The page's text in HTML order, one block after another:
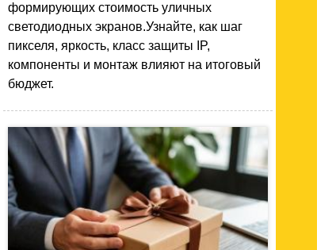
формирующих стоимость уличных
светодиодных экранов.Узнайте, как шаг
пикселя, яркость, класс защиты IP,
компоненты и монтаж влияют на итоговый
бюджет.